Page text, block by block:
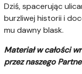
Dziś, spacerując
burzliwej historii i
mu dawny blask.
Materiał w całości
przez naszego